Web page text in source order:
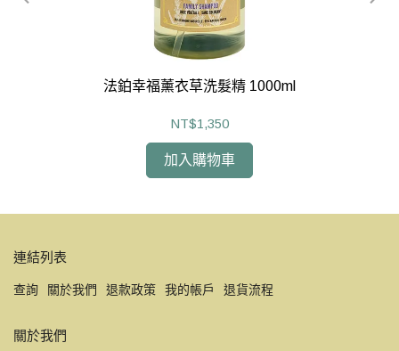
法鉑幸福薰衣草洗髮精 1000ml
NT$1,350
加入購物車
連結列表
查詢 關於我們 退款政策 我的帳戶 退貨流程
關於我們